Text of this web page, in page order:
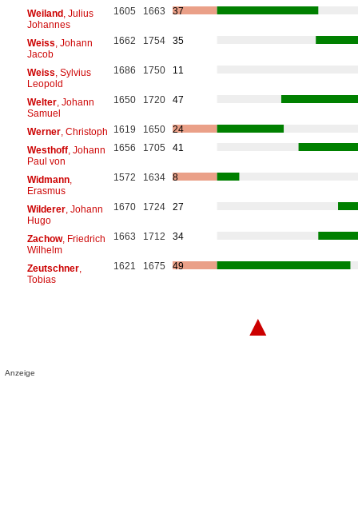
Weiland, Julius
Johannes
1605 1663 37
Weiss , Johann
Jacob
1662 1754 35
Weiss , Sylvius
Leopold
1686 1750 11
Welter, Johann
Samuel
1650 1720 47
Werner, Christoph 1619 1650
24
Westhoff, Johann
Paul von
1656 1705 41
Widmann,
Erasmus
1572 1634 8
Wilderer, Johann
Hugo
1670 1724 27
Zachow, Friedrich
Wilhelm
1663 1712 34
Zeutschner,
Tobias
1621 1675 49
▲
Anzeige